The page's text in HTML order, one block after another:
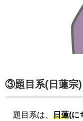
③題目系(日蓮宗)
題目系は、 日蓮(に